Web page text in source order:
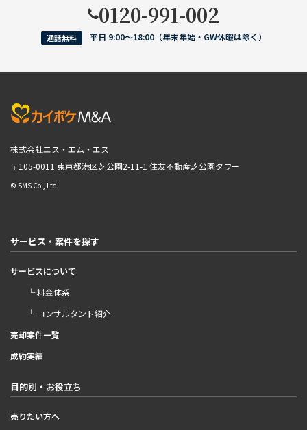
0120-991-002
通話無料 平日 9:00〜18:00（年末年始・GW休暇は除く）
株式会社エス・エム・エス
〒105-0011 東京都港区芝公園2-11-1 住友不動産芝公園タワー
© SMS Co., Ltd.
サービス・案件を探す
サービスについて
└ 料金体系
└ コンサルタント紹介
売却案件一覧
成約実績
目的別・お役立ち
売りたい方へ